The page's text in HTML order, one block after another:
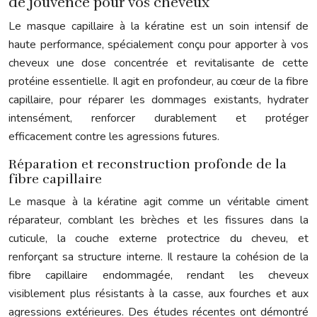
Le masque capillaire à la kératine est un soin intensif de
haute performance, spécialement conçu pour apporter à vos
cheveux une dose concentrée et revitalisante de cette
protéine essentielle. Il agit en profondeur, au cœur de la fibre
capillaire, pour réparer les dommages existants, hydrater
intensément, renforcer durablement et protéger
efficacement contre les agressions futures.
Réparation et reconstruction profonde de la
fibre capillaire
Le masque à la kératine agit comme un véritable ciment
réparateur, comblant les brèches et les fissures dans la
cuticule, la couche externe protectrice du cheveu, et
renforçant sa structure interne. Il restaure la cohésion de la
fibre capillaire endommagée, rendant les cheveux
visiblement plus résistants à la casse, aux fourches et aux
agressions extérieures. Des études récentes ont démontré